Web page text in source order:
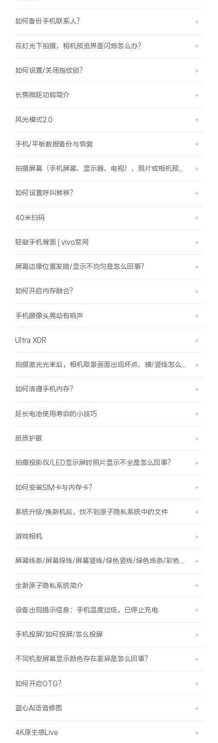
如何备份手机联系人？
在灯光下拍摄，相机预览界面闪烁怎么办？
如何设置/关闭指纹锁？
长焦微距功能简介
风光模式2.0
手机/平板数据备份与恢复
如何设置呼叫转移？
40米扫码
轻敲手机背面 | vivo官网
屏幕边缘位置发暗/显示不均匀是怎么回事？
如何开启内存融合？
手机摄像头晃动有响声
Ultra XDR
拍摄激光光束后，相机取景画面出现坏点、横/竖线怎么办？
如何清理手机内存？
延长电池使用寿命的小技巧
纸质护眼
拍摄投影仪/LED显示屏时照片显示不全是怎么回事？
如何安装SIM卡与内存卡？
系统升级/换新机后，找不到原子隐私系统中的文件
游戏相机
屏幕线条/屏幕绿线/屏幕竖线/绿色竖线/绿色线条/彩色竖线
全新原子隐私系统简介
设备出现提示信息：手机温度过低，已停止充电
手机投屏/如何投屏/怎么投屏
不同机型屏幕显示颜色存在差异是怎么回事？
如何开启OTG？
蓝心AI语音修图
4K原生感Live